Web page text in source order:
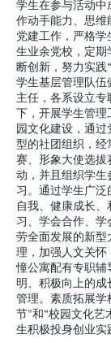
学生在参与活动中
作动手能力、思维
党建工作，严格
生业余党校，定期
断创新，努力实践
学生基层管理队伍
主任，各系设立专
下，开展学生管
园文化建设，通
型的社团组织，经
赛、形象大使选拔
动，并且组织学生
习。通过学生广
自我、健康成长
习、学会合作、学
劳全面发展的新型
理，加强人文关怀
憧公寓配有专职辅
明、积极向上的
管理。素质拓展学
节"和“校园文化艺
生积极投身创业实